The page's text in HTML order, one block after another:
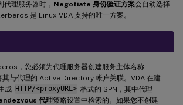
代理服务器时， Negotiate 身份验证方案会自动选择
是 Linux VDA 支持的唯一方案。
，您必须为代理服务器创建服务主体名称
其与代理的 Active Directory 帐户关联。VDA 在建
成 HTTP/<proxyURL> 格式的 SPN，其中代理
代理策略设置中检索的。如果您不创建